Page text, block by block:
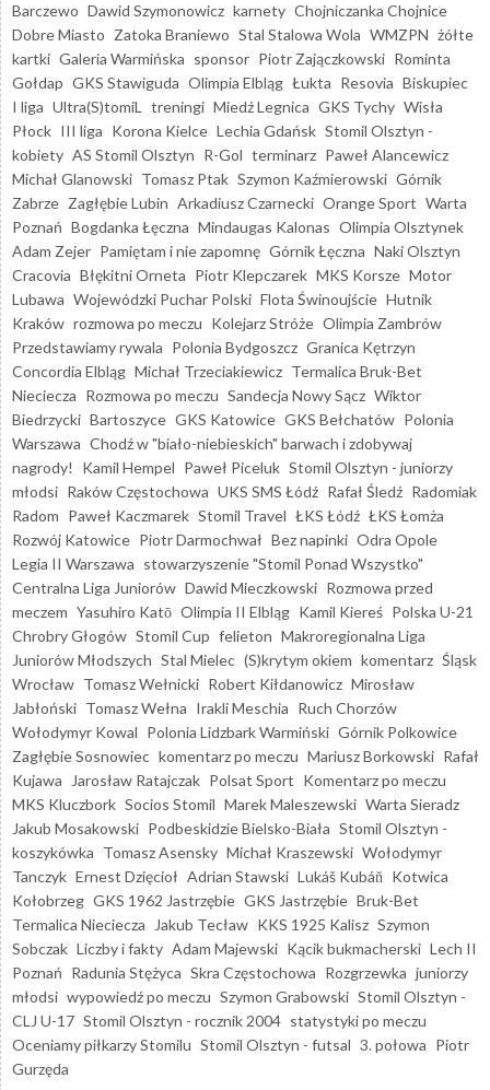
Barczewo Dawid Szymonowicz karnety Chojniczanka Chojnice
Dobre Miasto Zatoka Braniewo Stal Stalowa Wola WMZPN żółte
kartki Galeria Warmińska sponsor Piotr Zajączkowski Rominta
Gołdap GKS Stawiguda Olimpia Elbląg Łukta Resovia Biskupiec
I liga Ultra(S)tomiL treningi Miedź Legnica GKS Tychy Wisła
Płock III liga Korona Kielce Lechia Gdańsk Stomil Olsztyn -
kobiety AS Stomil Olsztyn R-Gol terminarz Paweł Alancewicz
Michał Glanowski Tomasz Ptak Szymon Kaźmierowski Górnik
Zabrze Zagłębie Lubin Arkadiusz Czarnecki Orange Sport Warta
Poznań Bogdanka Łęczna Mindaugas Kalonas Olimpia Olsztynek
Adam Zejer Pamiętam i nie zapomnę Górnik Łęczna Naki Olsztyn
Cracovia Błękitni Orneta Piotr Klepczarek MKS Korsze Motor
Lubawa Wojewódzki Puchar Polski Flota Świnoujście Hutnik
Kraków rozmowa po meczu Kolejarz Stróże Olimpia Zambrów
Przedstawiamy rywala Polonia Bydgoszcz Granica Kętrzyn
Concordia Elbląg Michał Trzeciakiewicz Termalica Bruk-Bet
Nieciecza Rozmowa po meczu Sandecja Nowy Sącz Wiktor
Biedrzycki Bartoszyce GKS Katowice GKS Bełchatów Polonia
Warszawa Chodź w "biało-niebieskich" barwach i zdobywaj
nagrody!
Kamil Hempel Paweł Piceluk Stomil Olsztyn - juniorzy
młodsi Raków Częstochowa UKS SMS Łódź Rafał Śledź Radomiak
Radom Paweł Kaczmarek Stomil Travel ŁKS Łódź ŁKS Łomża
Rozwój Katowice Piotr Darmochwał Bez napinki Odra Opole
Legia II Warszawa stowarzyszenie "Stomil Ponad Wszystko"
Centralna Liga Juniorów Dawid Mieczkowski Rozmowa przed
meczem Yasuhiro Katō Olimpia II Elbląg Kamil Kiereś Polska U-21
Chrobry Głogów Stomil Cup felieton Makroregionalna Liga
Juniorów Młodszych Stal Mielec (S)krytym okiem komentarz Śląsk
Wrocław Tomasz Wełnicki Robert Kiłdanowicz Mirosław
Jabłoński Tomasz Wełna Irakli Meschia Ruch Chorzów
Wołodymyr Kowal Polonia Lidzbark Warmiński Górnik Polkowice
Zagłębie Sosnowiec komentarz po meczu Mariusz Borkowski Rafał
Kujawa
Jarosław Ratajczak Polsat Sport Komentarz po meczu
MKS Kluczbork Socios Stomil Marek Maleszewski Warta Sieradz
Jakub Mosakowski Podbeskidzie Bielsko-Biała Stomil Olsztyn -
koszykówka Tomasz Asensky Michał Kraszewski Wołodymyr
Tanczyk Ernest Dzięcioł Adrian Stawski Lukáš Kubáň Kotwica
Kołobrzeg GKS 1962 Jastrzębie GKS Jastrzębie Bruk-Bet
Termalica Nieciecza
Jakub Tecław KKS 1925 Kalisz Szymon
Sobczak Liczby i fakty Adam Majewski Kącik bukmacherski Lech II
Poznań Radunia Stężyca Skra Częstochowa Rozgrzewka juniorzy
młodsi wypowiedź po meczu Szymon Grabowski Stomil Olsztyn -
CLJ U-17 Stomil Olsztyn - rocznik 2004 statystyki po meczu
Oceniamy piłkarzy Stomilu Stomil Olsztyn - futsal 3. połowa Piotr
Gurzęda